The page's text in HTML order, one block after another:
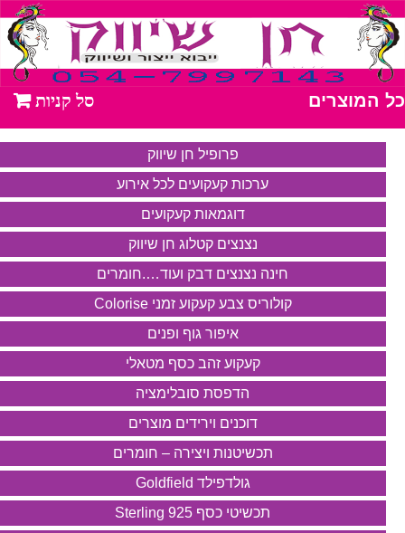
כל המוצרים
פרופיל חן שיווק
ערכות קעקועים לכל אירוע
דוגמאות קעקועים
נצנצים קטלוג חן שיווק
חינה נצנצים דבק ועוד….חומרים
קולוריס צבע קעקוע זמני Colorise
איפור גוף ופנים
קעקוע זהב כסף מטאלי
הדפסת סובלימציה
דוכנים וירידים מוצרים
תכשיטנות ויצירה – חומרים
גולדפילד Goldfield
תכשיטי כסף 925 Sterling